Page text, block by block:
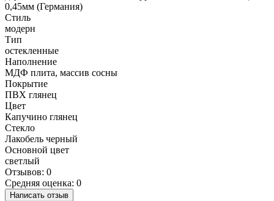
0,45мм (Германия)
Стиль
модерн
Тип
остекленные
Наполнение
МДФ плита, массив сосны
Покрытие
ПВХ глянец
Цвет
Капучино глянец
Стекло
Лакобель черный
Основной цвет
светлый
Отзывов: 0
Средняя оценка: 0
Написать отзыв